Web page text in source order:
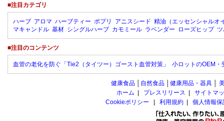
■注目カテゴリ
ハーブ アロマ ハーブティー ポプリ アニスシード 精油（エッセンシャルオ
マキャンドル 基材 シングルハーブ カモミール ラベンダー ローズヒップ
■注目のコンテンツ
血管の老化を防ぐ「Tie2（タイツー）ゴースト血管対策」 小ロットのOEM・
健康食品 自然食品 健康用品・器具
ホーム
プレスリリース
サイトマ
Cookieポリシー
利用規約 個人情報